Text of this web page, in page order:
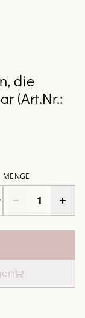
die
(Art.Nr.:
MENGE